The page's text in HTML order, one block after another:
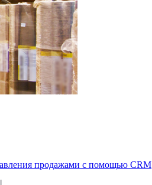
продажами с помощью CRM